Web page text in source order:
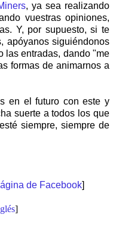
, ya sea realizando
vuestras opiniones,
Y, por supuesto, si te
apóyanos siguiéndonos
las entradas, dando "me
formas de animarnos a
en el futuro con este y
suerte a todos los que
siempre, siempre de
de Facebook]
]